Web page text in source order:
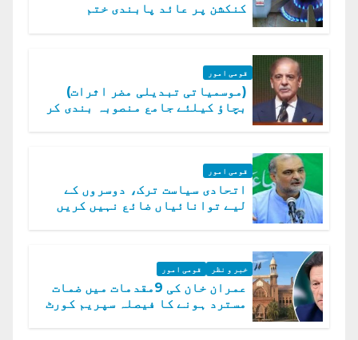
کنکشن پر عائد پابندی ختم
قومی امور
(موسمیاتی تبدیلی مضر اثرات)
بچاؤ کیلئے جامع منصوبہ بندی کر
قومی امور
اتحادی سیاست ترک، دوسروں کے
لیے توانائیاں ضائع نہیں کریں
خبر و نظر قومی امور
عمران خان کی 9مقدمات میں ضمات
مسترد ہونے کا فیصلہ سپریم کورٹ